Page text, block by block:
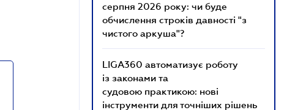
серпня 2026 року: чи буде
обчислення строків давності "з
чистого аркуша"?
LIGA360 автоматизує роботу
із законами та
судовою практикою: нові
інструменти для точніших рішень